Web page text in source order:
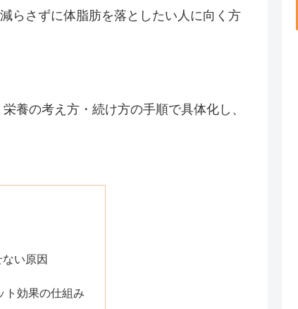
らさずに体脂肪を落としたい人に向く方
養の考え方・続け方の手順で具体化し、
い原因
ト効果の仕組み